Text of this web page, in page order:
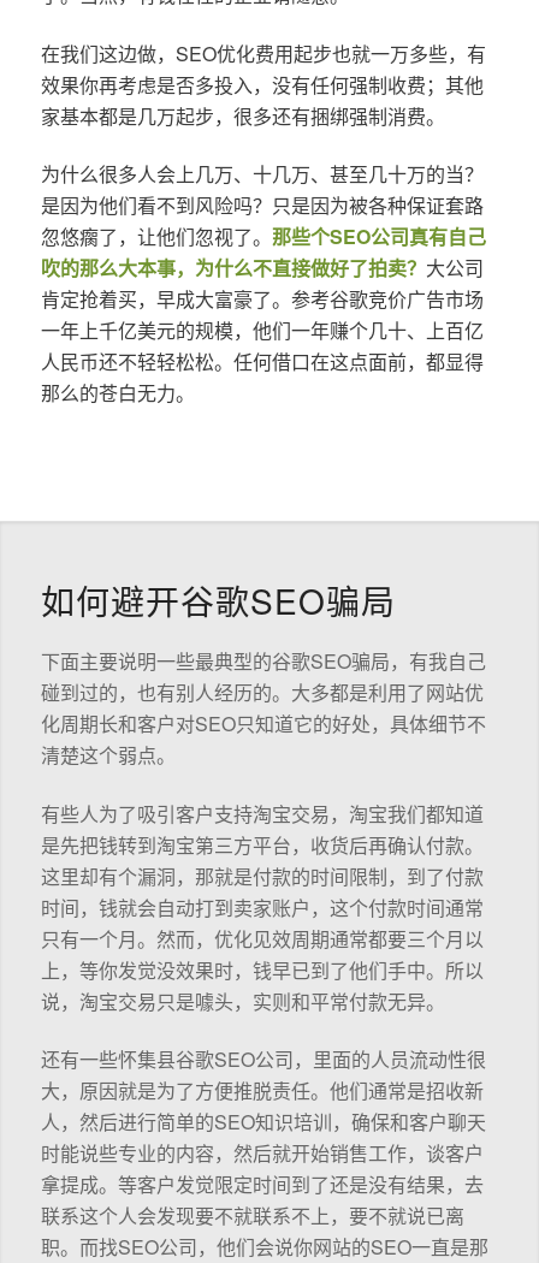
在我们这边做，SEO优化费用起步也就一万多些，有
效果你再考虑是否多投入，没有任何强制收费；其他
家基本都是几万起步，很多还有捆绑强制消费。
为什么很多人会上几万、十几万、甚至几十万的当？
是因为他们看不到风险吗？只是因为被各种保证套路
忽悠瘸了，让他们忽视了。 那些个SEO公司真有自己
吹的那么大本事，为什么不直接做好了拍卖？ 大公司
肯定抢着买，早成大富豪了。参考谷歌竞价广告市场
一年上千亿美元的规模，他们一年赚个几十、上百亿
人民币还不轻轻松松。任何借口在这点面前，都显得
那么的苍白无力。
如何避开谷歌SEO骗局
下面主要说明一些最典型的谷歌SEO骗局，有我自己
碰到过的，也有别人经历的。大多都是利用了网站优
化周期长和客户对SEO只知道它的好处，具体细节不
清楚这个弱点。
有些人为了吸引客户支持淘宝交易，淘宝我们都知道
是先把钱转到淘宝第三方平台，收货后再确认付款。
这里却有个漏洞，那就是付款的时间限制，到了付款
时间，钱就会自动打到卖家账户，这个付款时间通常
只有一个月。然而，优化见效周期通常都要三个月以
上，等你发觉没效果时，钱早已到了他们手中。所以
说，淘宝交易只是噱头，实则和平常付款无异。
还有一些怀集县谷歌SEO公司，里面的人员流动性很
大，原因就是为了方便推脱责任。他们通常是招收新
人，然后进行简单的SEO知识培训，确保和客户聊天
时能说些专业的内容，然后就开始销售工作，谈客户
拿提成。等客户发觉限定时间到了还是没有结果，去
联系这个人会发现要不就联系不上，要不就说已离
职。而找SEO公司，他们会说你网站的SEO一直是那